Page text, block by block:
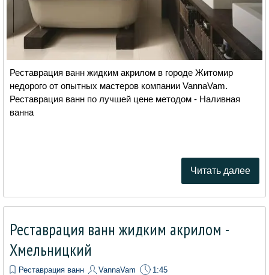
Реставрация ванн жидким акрилом в городе Житомир
недорого от опытных мастеров компании VannaVam.
Реставрация ванн по лучшей цене методом - Наливная
ванна
Читать далее
Реставрация ванн жидким акрилом -
Хмельницкий
Реставрация ванн VannaVam 1:45